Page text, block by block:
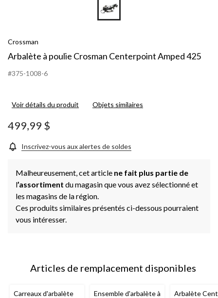
Crossman
Arbalète à poulie Crosman Centerpoint Amped 425
#375-1008-6
Voir détails du produit Objets similaires
499,99 $
Inscrivez-vous aux alertes de soldes
Malheureusement, cet article ne fait plus partie de
l’assortiment du magasin que vous avez sélectionné et
les magasins de la région.
Ces produits similaires présentés ci-dessous pourraient
vous intéresser.
Articles de remplacement disponibles
Carreaux d'arbalète
Ensemble d'arbalète à
Arbalète